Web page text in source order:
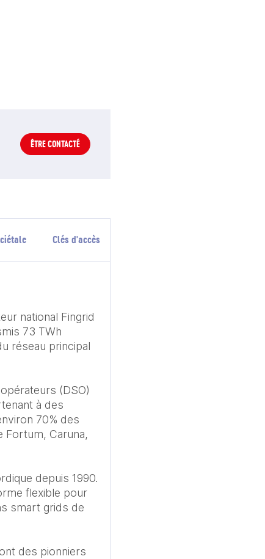
ÊTRE CONTACTÉ
Clés d'accès
national Fingrid
73 TWh
réseau principal
(DSO)
à des
70% des
Fortum, Caruna,
depuis 1990.
flexible pour
smart grids de
des pionniers